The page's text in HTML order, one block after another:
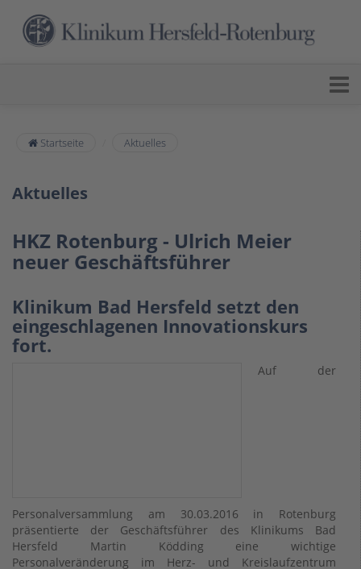
Startseite Aktuelles
Aktuelles
HKZ Rotenburg - Ulrich Meier
neuer Geschäftsführer
Klinikum Bad Hersfeld setzt den
eingeschlagenen Innovationskurs
fort.
Auf der
Personalversammlung am 30.03.2016 in Rotenburg
präsentierte der Geschäftsführer des Klinikums Bad
Hersfeld Martin Ködding eine wichtige
Personalveränderung im Herz- und Kreislaufzentrum